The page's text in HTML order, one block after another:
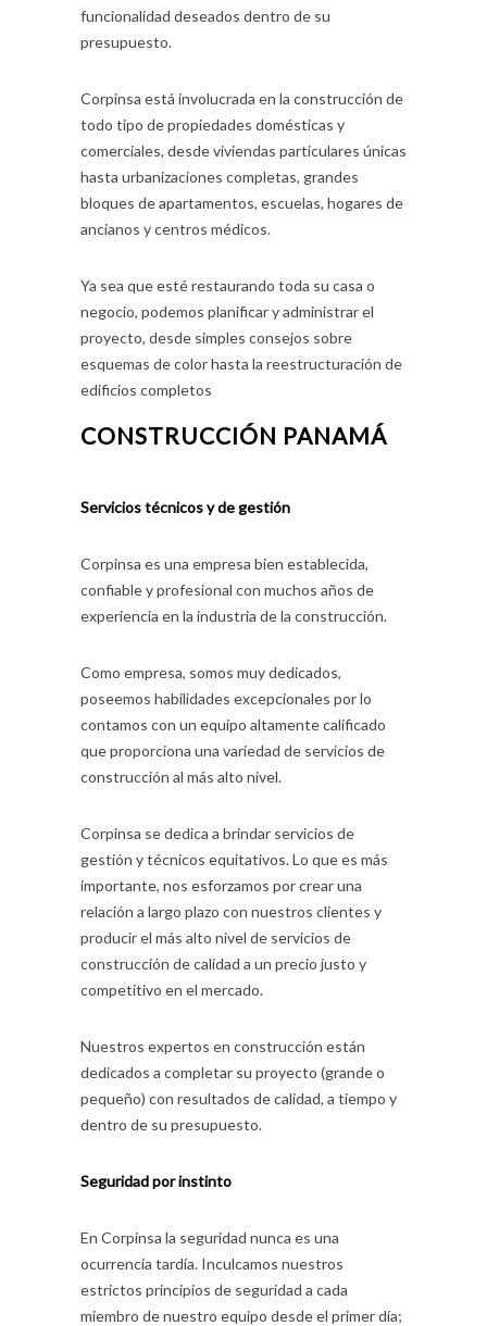
funcionalidad deseados dentro de su
presupuesto.
Corpinsa está involucrada en la construcción de
todo tipo de propiedades domésticas y
comerciales, desde viviendas particulares únicas
hasta urbanizaciones completas, grandes
bloques de apartamentos, escuelas, hogares de
ancianos y centros médicos.
Ya sea que esté restaurando toda su casa o
negocio, podemos planificar y administrar el
proyecto, desde simples consejos sobre
esquemas de color hasta la reestructuración de
edificios completos
CONSTRUCCIÓN PANAMÁ
Servicios técnicos y de gestión
Corpinsa es una empresa bien establecida,
confiable y profesional con muchos años de
experiencia en la industria de la construcción.
Como empresa, somos muy dedicados,
poseemos habilidades excepcionales por lo
contamos con un equipo altamente calificado
que proporciona una variedad de servicios de
construcción al más alto nivel.
Corpinsa se dedica a brindar servicios de
gestión y técnicos equitativos. Lo que es más
importante, nos esforzamos por crear una
relación a largo plazo con nuestros clientes y
producir el más alto nivel de servicios de
construcción de calidad a un precio justo y
competitivo en el mercado.
Nuestros expertos en construcción están
dedicados a completar su proyecto (grande o
pequeño) con resultados de calidad, a tiempo y
dentro de su presupuesto.
Seguridad por instinto
En Corpinsa la seguridad nunca es una
ocurrencia tardía. Inculcamos nuestros
estrictos principios de seguridad a cada
miembro de nuestro equipo desde el primer día;